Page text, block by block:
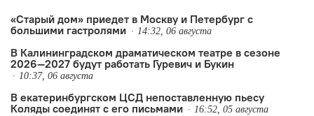
«Старый дом» приедет в Москву и Петербург с
большими гастролями
14:32, 06 августа
В Калининградском драматическом театре в сезоне
2026—2027 будут работать Гуревич и Букин
10:37, 06 августа
В екатеринбургском ЦСД непоставленную пьесу
Коляды соединят с его письмами
16:52, 05 августа